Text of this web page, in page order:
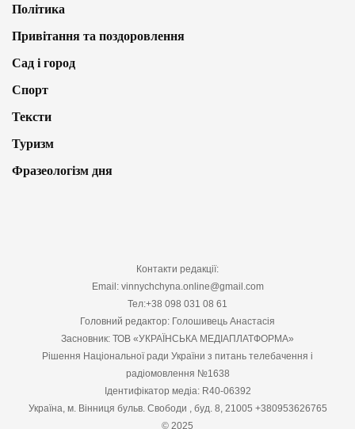
Політика
Привітання та поздоровлення
Сад і город
Спорт
Тексти
Туризм
Фразеологізм дня
Контакти редакції:
Email: vinnychchyna.online@gmail.com
Тел:+38 098 031 08 61
Головний редактор: Голошивець Анастасія
Засновник: ТОВ «УКРАЇНСЬКА МЕДІАПЛАТФОРМА»
Рішення Національної ради України з питань телебачення і
радіомовлення №1638
Ідентифікатор медіа: R40-06392
Україна, м. Вінниця бульв. Свободи , буд. 8, 21005 +380953626765
© 2025